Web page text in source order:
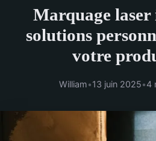
Marquage
solutions
votre
William•13 juin 2025•4